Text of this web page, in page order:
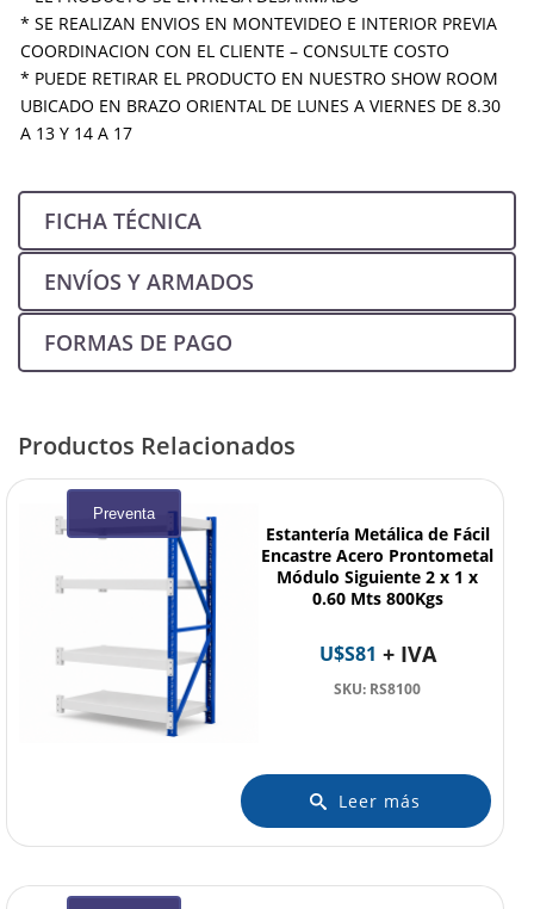
* SE REALIZAN ENVIOS EN MONTEVIDEO E INTERIOR PREVIA
COORDINACION CON EL CLIENTE – CONSULTE COSTO
* PUEDE RETIRAR EL PRODUCTO EN NUESTRO SHOW ROOM
UBICADO EN BRAZO ORIENTAL DE LUNES A VIERNES DE 8.30
A 13 Y 14 A 17
FICHA TÉCNICA
ENVÍOS Y ARMADOS
FORMAS DE PAGO
Productos Relacionados
Estantería Metálica de Fácil
Encastre Acero Prontometal
Módulo Siguiente 2 x 1 x
0.60 Mts 800Kgs
Preventa
U$S81 + IVA
SKU: RS8100
Leer más